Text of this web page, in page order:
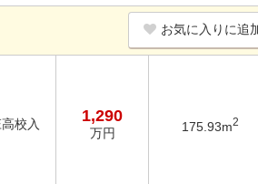
お気に入りに追
校入
1,290
万円 175.93m2